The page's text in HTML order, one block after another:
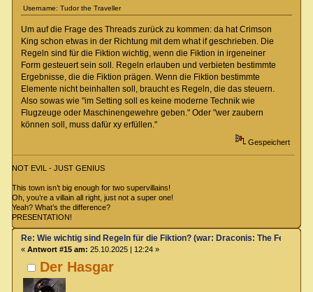
Username: Tudor the Traveller
Um auf die Frage des Threads zurück zu kommen: da hat Crimson
King schon etwas in der Richtung mit dem what if geschrieben. Die
Regeln sind für die Fiktion wichtig, wenn die Fiktion in irgeneiner
Form gesteuert sein soll. Regeln erlauben und verbieten bestimmte
Ergebnisse, die die Fiktion prägen. Wenn die Fiktion bestimmte
Elemente nicht beinhalten soll, braucht es Regeln, die das steuern.
Also sowas wie "im Setting soll es keine moderne Technik wie
Flugzeuge oder Maschinengewehre geben." Oder "wer zaubern
können soll, muss dafür xy erfüllen."
Gespeichert
NOT EVIL - JUST GENIUS
This town isn’t big enough for two supervillains!
Oh, you’re a villain all right, just not a super one!
Yeah? What’s the difference?
PRESENTATION!
Der Hasgar
Re: Wie wichtig sind Regeln für die Fiktion? (war: Draconis: The Feel-
« Antwort #15 am: 25.10.2025 | 12:24 »